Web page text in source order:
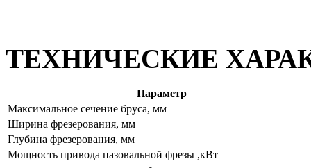
ТЕХНИЧЕСКИЕ
Параметр
Максимальное сечение бруса, мм
Ширина фрезерования, мм
Глубина фрезерования, мм
Мощность привода пазовальной фрезы ,кВт